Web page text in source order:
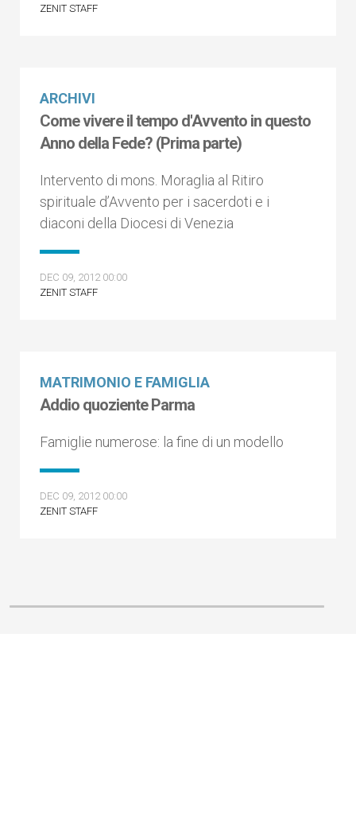
ZENIT STAFF
ARCHIVI
Come vivere il tempo d'Avvento in questo
Anno della Fede? (Prima parte)
Intervento di mons. Moraglia al Ritiro
spirituale d’Avvento per i sacerdoti e i
diaconi della Diocesi di Venezia
DEC 09, 2012 00:00
ZENIT STAFF
MATRIMONIO E FAMIGLIA
Addio quoziente Parma
Famiglie numerose: la fine di un modello
DEC 09, 2012 00:00
ZENIT STAFF